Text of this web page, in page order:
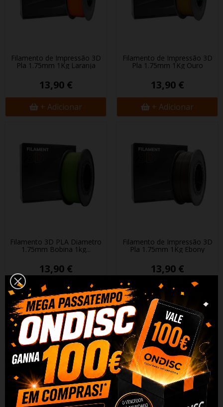
Filamento de Impressão 3D
Pla 1.75mm 1Kg Laranja
13,90 €
+ Adicionar
Filamento de Impressão 3D
Pla 1.75mm 1Kg Ouro
13,90 €
+ Adicionar
Filamento 3D PLA Diametro
1.75mm Bobina 1kg...
13,90 €
+ Adicionar
Filamento de Impressão 3D
Pla 1.75mm 1Kg Ebony
13,90 €
+ Adicionar